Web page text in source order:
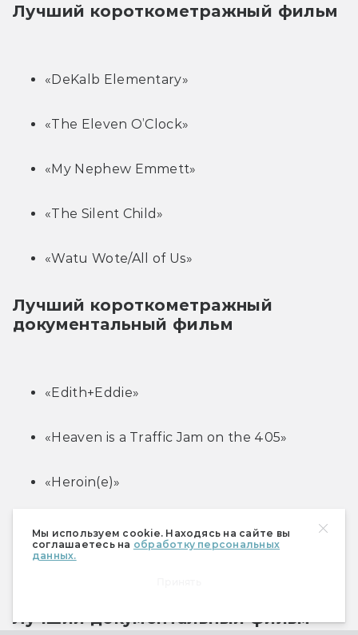
Мы используем cookie. Находясь на сайте вы
соглашаетесь на обработку персональных
данных.
Лучший короткометражный фильм
«DeKalb Elementary»
«The Eleven O’Clock»
«My Nephew Emmett»
«The Silent Child»
«Watu Wote/All of Us»
Лучший короткометражный
документальный фильм
«Edith+Eddie»
«Heaven is a Traffic Jam on the 405»
«Heroin(e)»
Лучший документальный фильм